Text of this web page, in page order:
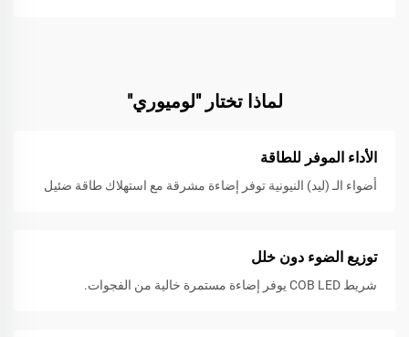
لماذا تختار "لوميوري"
الأداء الموفر للطاقة
أضواء الـ (ليد) النيونية توفر إضاءة مشرقة مع استهلاك طاقة ضئيل
توزيع الضوء دون خلل
شريط COB LED يوفر إضاءة مستمرة خالية من الفجوات.